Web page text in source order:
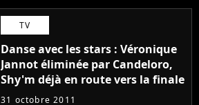
TV
Danse avec les stars : Véronique
Jannot éliminée par Candeloro,
Shy'm déjà en route vers la finale
31 octobre 2011